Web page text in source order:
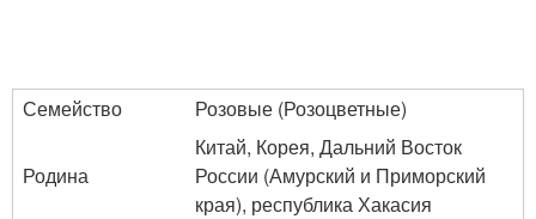
Семейство Розовые (Розоцветные)
Родина
Китай, Корея, Дальний Восток
России (Амурский и Приморский
края), республика Хакасия